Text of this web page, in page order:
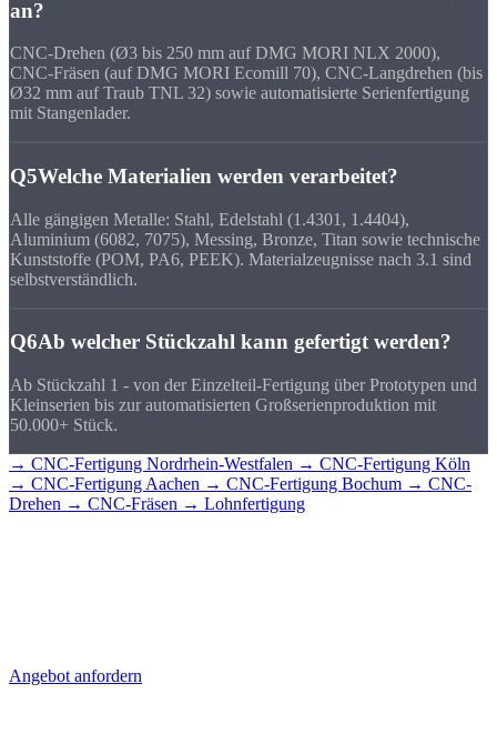
an?
CNC-Drehen (Ø3 bis 250 mm auf DMG MORI NLX 2000),
CNC-Fräsen (auf DMG MORI Ecomill 70), CNC-Langdrehen (bis
Ø32 mm auf Traub TNL 32) sowie automatisierte Serienfertigung
mit Stangenlader.
Q5Welche Materialien werden verarbeitet?
Alle gängigen Metalle: Stahl, Edelstahl (1.4301, 1.4404),
Aluminium (6082, 7075), Messing, Bronze, Titan sowie technische
Kunststoffe (POM, PA6, PEEK). Materialzeugnisse nach 3.1 sind
selbstverständlich.
Q6Ab welcher Stückzahl kann gefertigt werden?
Ab Stückzahl 1 - von der Einzelteil-Fertigung über Prototypen und
Kleinserien bis zur automatisierten Großserienproduktion mit
50.000+ Stück.
→ CNC-Fertigung Nordrhein-Westfalen → CNC-Fertigung Köln
→ CNC-Fertigung Aachen → CNC-Fertigung Bochum → CNC-
Drehen → CNC-Fräsen → Lohnfertigung
Angebot anfordern